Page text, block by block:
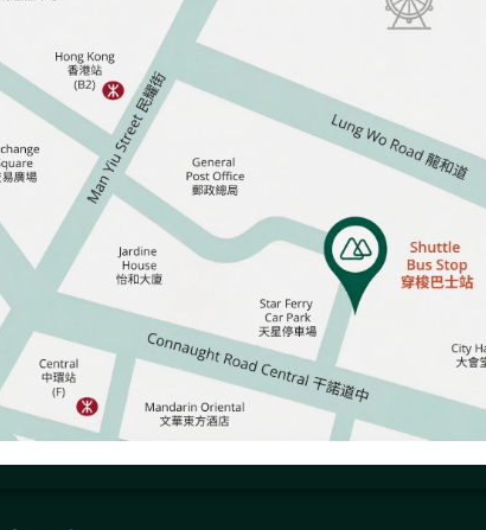
and your current and expected salary, quoting
Resources Department at